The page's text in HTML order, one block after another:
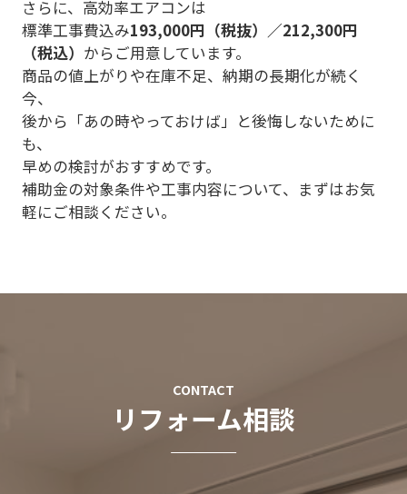
会社案内
ブログ
プライバシーポリシー
お電話でのご相談はこちら
0120-41-9585
新築の方はこちら
さらに、高効率エアコンは
標準工事費込み193,000円（税抜）／212,300円
（税込） からご用意しています。
商品の値上がりや在庫不足、納期の長期化が続く
今、
後から「あの時やっておけば」と後悔しないために
も、
早めの検討がおすすめです。
補助金の対象条件や工事内容について、まずはお気
軽にご相談ください。
CONTACT
リフォーム相談